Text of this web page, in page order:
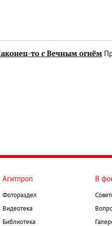
то с Вечным огнём
Агитпроп
Фотораздел
Видеотека
Библиотека
В